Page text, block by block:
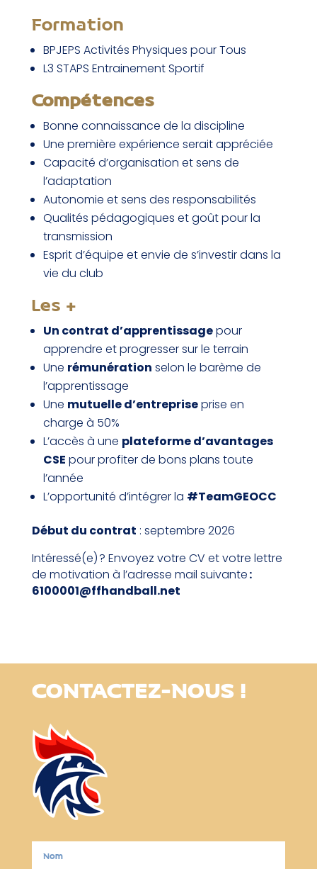
Formation
BPJEPS Activités Physiques pour Tous
L3 STAPS Entrainement Sportif
Compétences
Bonne connaissance de la discipline
Une première expérience serait appréciée
Capacité d’organisation et sens de
l’adaptation
Autonomie et sens des responsabilités
Qualités pédagogiques et goût pour la
transmission
Esprit d’équipe et envie de s’investir dans la
vie du club
Les +
Un contrat d’apprentissagepour
apprendre et progresser sur le terrain
Une rémunération selon le barème de
l’apprentissage
Une mutuelle d’entrepriseprise en
charge à 50%
L’accès à une plateforme d’avantages
CSE pour profiter de bons plans toute
l’année
L’opportunité d’intégrer la #TeamGEOCC
Début du contrat : septembre 2026
Intéressé(e) ? Envoyez votre CV et votre lettre
de motivation à l’adresse mail suivante:
6100001@ffhandball.net
CONTACTEZ-NOUS !